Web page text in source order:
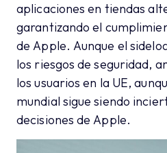
aplicaciones en tiendas
garantizando el
de Apple. Aunque el
los riesgos de seguridad,
los usuarios en la UE,
mundial sigue siendo
decisiones de Apple.